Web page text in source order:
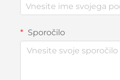
Sporočilo